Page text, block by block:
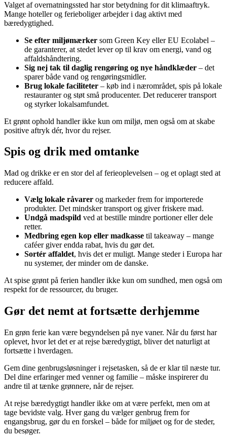
Valget af overnatningssted har stor betydning for dit klimaaftryk.
Mange hoteller og ferieboliger arbejder i dag aktivt med
bæredygtighed.
Se efter miljømærker som Green Key eller EU Ecolabel –
de garanterer, at stedet lever op til krav om energi, vand og
affaldshåndtering.
Sig nej tak til daglig rengøring og nye håndklæder – det
sparer både vand og rengøringsmidler.
Brug lokale faciliteter – køb ind i nærområdet, spis på lokale
restauranter og støt små producenter. Det reducerer transport
og styrker lokalsamfundet.
Et grønt ophold handler ikke kun om miljø, men også om at skabe
positive aftryk dér, hvor du rejser.
Spis og drik med omtanke
Mad og drikke er en stor del af ferieoplevelsen – og et oplagt sted at
reducere affald.
Vælg lokale råvarer og markeder frem for importerede
produkter. Det mindsker transport og giver friskere mad.
Undgå madspild ved at bestille mindre portioner eller dele
retter.
Medbring egen kop eller madkasse til takeaway – mange
caféer giver endda rabat, hvis du gør det.
Sortér affaldet, hvis det er muligt. Mange steder i Europa har
nu systemer, der minder om de danske.
At spise grønt på ferien handler ikke kun om sundhed, men også om
respekt for de ressourcer, du bruger.
Gør det nemt at fortsætte derhjemme
En grøn ferie kan være begyndelsen på nye vaner. Når du først har
oplevet, hvor let det er at rejse bæredygtigt, bliver det naturligt at
fortsætte i hverdagen.
Gem dine genbrugsløsninger i rejsetasken, så de er klar til næste tur.
Del dine erfaringer med venner og familie – måske inspirerer du
andre til at tænke grønnere, når de rejser.
At rejse bæredygtigt handler ikke om at være perfekt, men om at
tage bevidste valg. Hver gang du vælger genbrug frem for
engangsbrug, gør du en forskel – både for miljøet og for de steder,
du besøger.